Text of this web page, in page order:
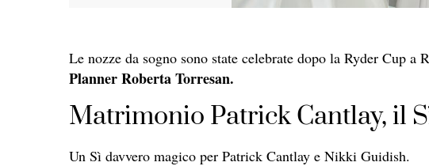
Le nozze da sogno sono state celebrate dopo la Ryder Cup a
Planner Roberta Torresan.
Matrimonio Patrick Cantlay, il
Un Sì davvero magico per Patrick Cantlay e Nikki Guidish.